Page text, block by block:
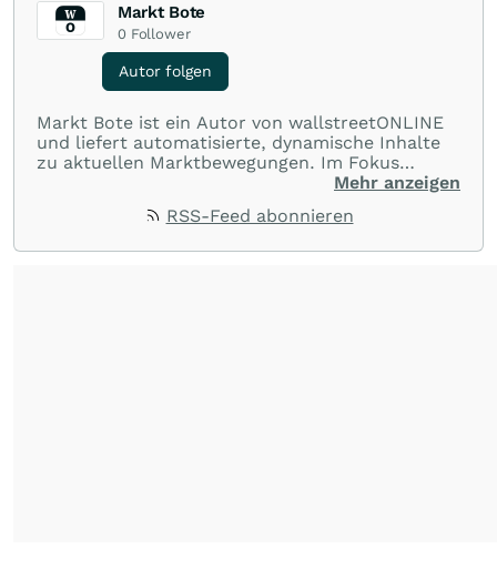
Markt Bote
0 Follower
Autor folgen
Markt Bote ist ein Autor von wallstreetONLINE
und liefert automatisierte, dynamische Inhalte
zu aktuellen Marktbewegungen. Im Fokus
stehen Tops und Flops, Branchentrends und
Rohstoffe oder Krypto – die Beiträge sind kurz,
Mehr anzeigen
RSS-Feed abonnieren